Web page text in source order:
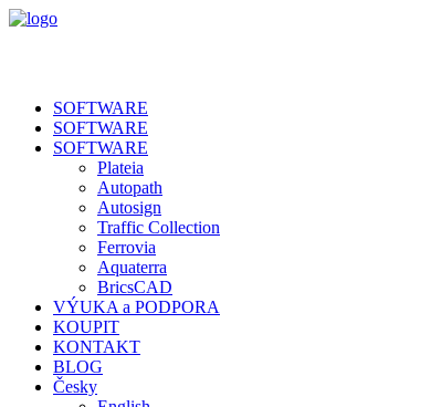
SOFTWARE
SOFTWARE
SOFTWARE
Plateia
Autopath
Autosign
Traffic Collection
Ferrovia
Aquaterra
BricsCAD
VÝUKA a PODPORA
KOUPIT
KONTAKT
BLOG
Česky